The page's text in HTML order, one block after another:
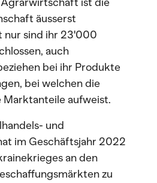
äusserst
nur sind ihr 23'000
auch
bei ihr Produkte
bei welchen die
Marktanteile aufweist.
und
im Geschäftsjahr 2022
an den
zu